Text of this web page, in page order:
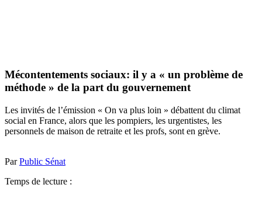
Mécontentements sociaux: il y a « un problème de
méthode » de la part du gouvernement
Les invités de l’émission « On va plus loin » débattent du climat
social en France, alors que les pompiers, les urgentistes, les
personnels de maison de retraite et les profs, sont en grève.
ParPublic Sénat
Temps de lecture :